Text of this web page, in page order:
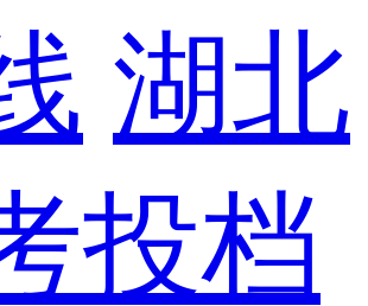
湖北
投档